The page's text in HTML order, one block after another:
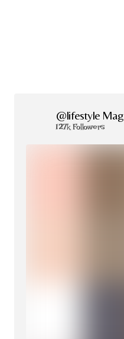
@lifestyle Mag
127k Followers